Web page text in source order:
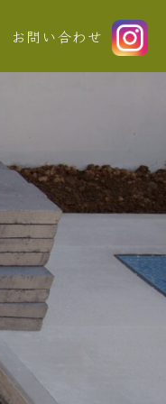
お問い合わせ